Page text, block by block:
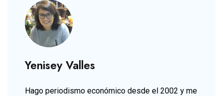
Yenisey Valles
Hago periodismo económico desde el 2002 y me